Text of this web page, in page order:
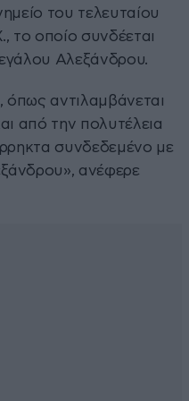
του τελευταίου
το οποίο συνδέεται
Αλεξάνδρου.
όπως αντιλαμβάνεται
από την πολυτέλεια
συνδεδεμένο με
ανέφερε